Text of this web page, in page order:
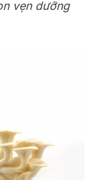
vẹn dưỡng